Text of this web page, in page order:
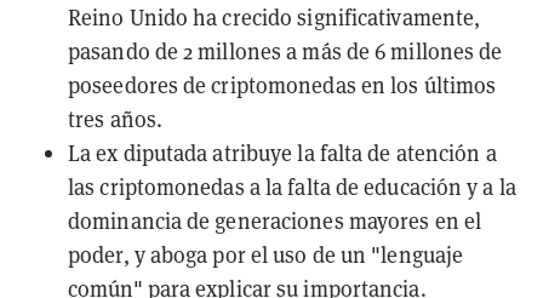
Reino Unido ha crecido significativamente,
pasando de 2 millones a más de 6 millones de
poseedores de criptomonedas en los últimos
tres años.
La ex diputada atribuye la falta de atención a
las criptomonedas a la falta de educación y a la
dominancia de generaciones mayores en el
poder, y aboga por el uso de un "lenguaje
común" para explicar su importancia.